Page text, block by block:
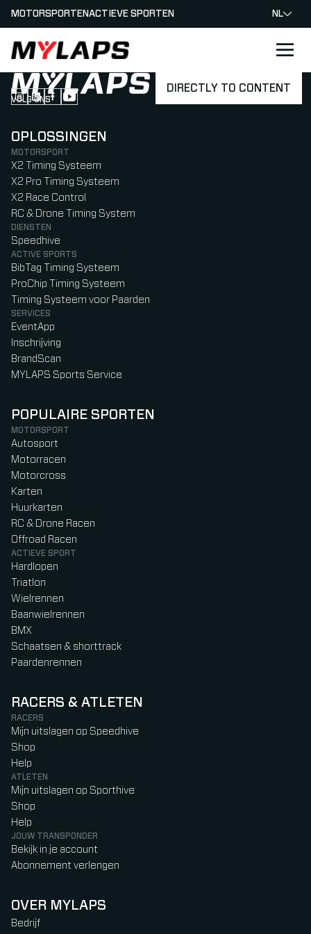
DIRECTLY TO CONTENT
LOGO MYLAPS - NEDERLAND
MOTORSPORTENACTIEVE SPORTEN NL
VOLG ONS
Follow us on Instagram (Opens in new tab)
Follow us on LinkedIn (Opens in new tab)
Follow us on Facebook (Opens in new tab)
Follow us on YouTube (Opens in new tab)
OPLOSSINGEN
MOTORSPORT
X2 Timing Systeem
X2 Pro Timing Systeem
X2 Race Control
RC & Drone Timing System
DIENSTEN
Speedhive
ACTIVE SPORTS
BibTag Timing Systeem
ProChip Timing Systeem
Timing Systeem voor Paarden
SERVICES
EventApp
Inschrijving
BrandScan
MYLAPS Sports Service
POPULAIRE SPORTEN
MOTORSPORT
Autosport
Motorracen
Motorcross
Karten
Huurkarten
RC & Drone Racen
Offroad Racen
ACTIEVE SPORT
Hardlopen
Triatlon
Wielrennen
Baanwielrennen
BMX
Schaatsen & shorttrack
Paardenrennen
RACERS & ATLETEN
RACERS
Mijn uitslagen op Speedhive
Shop
Help
ATLETEN
Mijn uitslagen op Sporthive
Shop
Help
JOUW TRANSPONDER
Bekijk in je account
Abonnement verlengen
OVER MYLAPS
Bedrijf